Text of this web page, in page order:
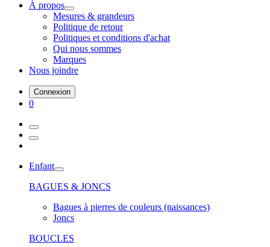
À propos
Mesures & grandeurs
Politique de retour
Politiques et conditions d'achat
Qui nous sommes
Marques
Nous joindre
Connexion
0
Enfant
BAGUES & JONCS
Bagues à pierres de couleurs (naissances)
Joncs
BOUCLES